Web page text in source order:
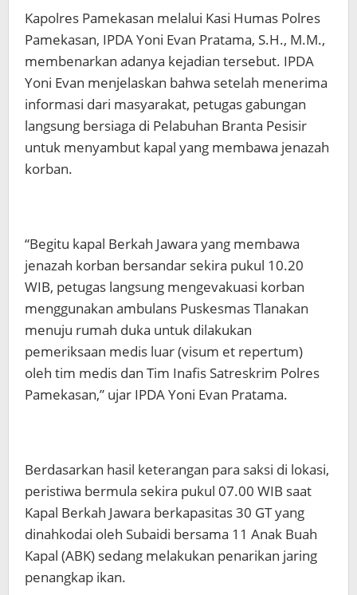
Kapolres Pamekasan melalui Kasi Humas Polres
Pamekasan, IPDA Yoni Evan Pratama, S.H., M.M.,
membenarkan adanya kejadian tersebut. IPDA
Yoni Evan menjelaskan bahwa setelah menerima
informasi dari masyarakat, petugas gabungan
langsung bersiaga di Pelabuhan Branta Pesisir
untuk menyambut kapal yang membawa jenazah
korban.
“Begitu kapal Berkah Jawara yang membawa
jenazah korban bersandar sekira pukul 10.20
WIB, petugas langsung mengevakuasi korban
menggunakan ambulans Puskesmas Tlanakan
menuju rumah duka untuk dilakukan
pemeriksaan medis luar (visum et repertum)
oleh tim medis dan Tim Inafis Satreskrim Polres
Pamekasan,” ujar IPDA Yoni Evan Pratama.
Berdasarkan hasil keterangan para saksi di lokasi,
peristiwa bermula sekira pukul 07.00 WIB saat
Kapal Berkah Jawara berkapasitas 30 GT yang
dinahkodai oleh Subaidi bersama 11 Anak Buah
Kapal (ABK) sedang melakukan penarikan jaring
penangkap ikan.